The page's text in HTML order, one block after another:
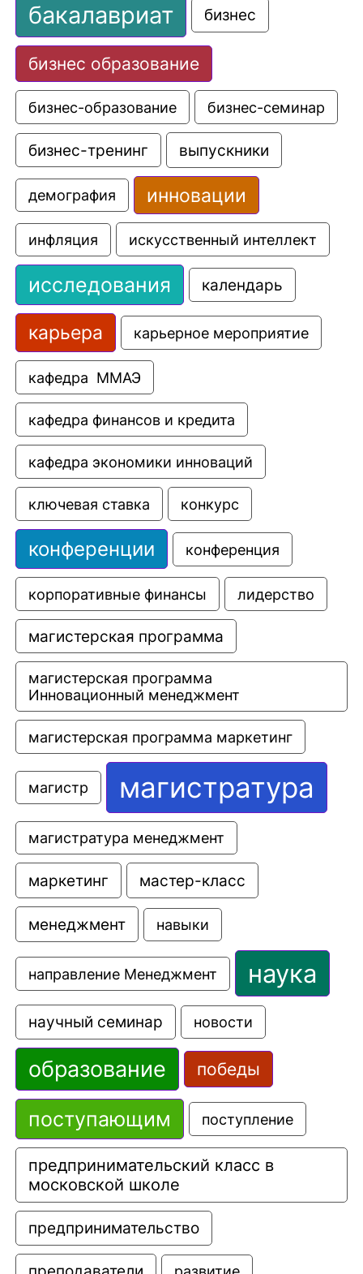
бакалавриат бизнес
бизнес образование
бизнес-образование бизнес-семинар
бизнес-тренинг выпускники
демография инновации
инфляция искусственный интеллект
исследования календарь
карьера карьерное мероприятие
кафедра  ММАЭ
кафедра финансов и кредита
кафедра экономики инноваций
ключевая ставка конкурс
конференции конференция
корпоративные финансы лидерство
магистерская программа
магистерская программа
Инновационный менеджмент
магистерская программа маркетинг
магистр магистратура
магистратура менеджмент
маркетинг мастер-класс
менеджмент навыки
направление Менеджмент наука
научный семинар новости
образование победы
поступающим поступление
предпринимательский класс в
московской школе
предпринимательство